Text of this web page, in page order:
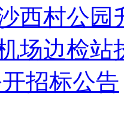
西村公园
场边检站
招标公告